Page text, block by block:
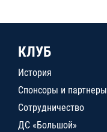
КЛУБ
История
Спонсоры и партнеры
Сотрудничество
ДС «Большой»